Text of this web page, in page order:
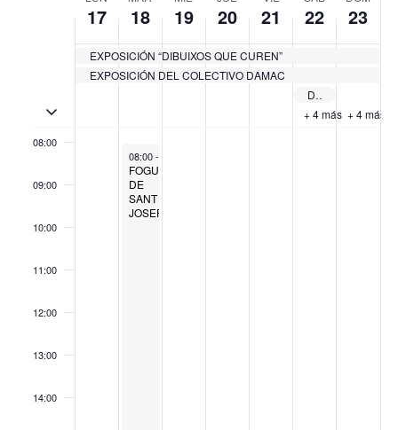
Eventos
17 18 19 20 21 22 23
Activar/Desactivar eventos de múltiples días
EXPOSICIÓN “DIBUIXOS QUE CUREN”
EXPOSICIÓN DEL COLECTIVO DAMAC
Dia del Junior
+ 4 más + 4 más
08:00
09:00
10:00
11:00
12:00
13:00
14:00
March 18, 2025
08:00-
FOGUERES
DE
SANT
JOSEP